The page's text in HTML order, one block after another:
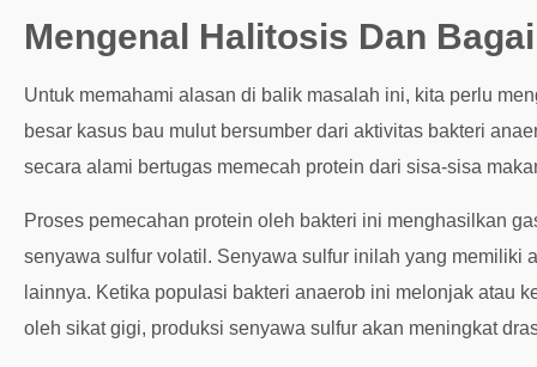
Mengenal Halitosis Dan
Untuk memahami alasan di balik masalah ini, kita perlu
besar kasus bau mulut bersumber dari aktivitas bakteri
secara alami bertugas memecah protein dari sisa-sisa
Proses pemecahan protein oleh bakteri ini menghasilkan
senyawa sulfur volatil. Senyawa sulfur inilah yang memiliki
lainnya. Ketika populasi bakteri anaerob ini melonjak atau
oleh sikat gigi, produksi senyawa sulfur akan meningkat